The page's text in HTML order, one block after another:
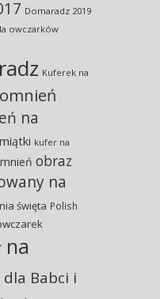
Domaradz 2019
owczarków
Kuferek na
na
kufer na
obraz
na
święta Polish
na
Babci i